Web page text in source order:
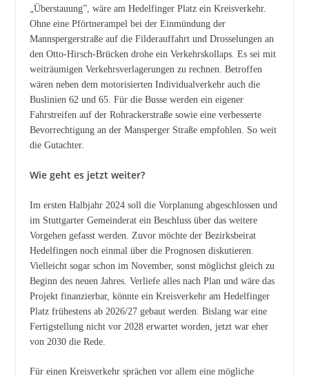
„Überstauung”, wäre am Hedelfinger Platz ein Kreisverkehr.
Ohne eine Pförtnerampel bei der Einmündung der
Mannspergerstraße auf die Filderauffahrt und Drosselungen an
den Otto-Hirsch-Brücken drohe ein Verkehrskollaps. Es sei mit
weiträumigen Verkehrsverlagerungen zu rechnen. Betroffen
wären neben dem motorisierten Individualverkehr auch die
Buslinien 62 und 65. Für die Busse werden ein eigener
Fahrstreifen auf der Rohrackerstraße sowie eine verbesserte
Bevorrechtigung an der Mansperger Straße empfohlen. So weit
die Gutachter.
Wie geht es jetzt weiter?
Im ersten Halbjahr 2024 soll die Vorplanung abgeschlossen und
im Stuttgarter Gemeinderat ein Beschluss über das weitere
Vorgehen gefasst werden. Zuvor möchte der Bezirksbeirat
Hedelfingen noch einmal über die Prognosen diskutieren.
Vielleicht sogar schon im November, sonst möglichst gleich zu
Beginn des neuen Jahres. Verliefe alles nach Plan und wäre das
Projekt finanzierbar, könnte ein Kreisverkehr am Hedelfinger
Platz frühestens ab 2026/27 gebaut werden. Bislang war eine
Fertigstellung nicht vor 2028 erwartet worden, jetzt war eher
von 2030 die Rede.
Für einen Kreisverkehr sprächen vor allem eine mögliche